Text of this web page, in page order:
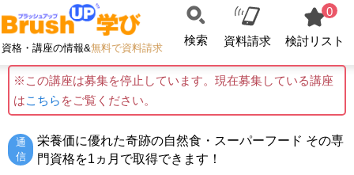
資格・講座の情報&無料で資料請求
検索 資料請求
0
検討リスト
※この講座は募集を停止しています。現在募集している講座
はこちら をご覧ください。
通
信
栄養価に優れた奇跡の自然食・スーパーフード その専
門資格を1ヵ月で取得できます！